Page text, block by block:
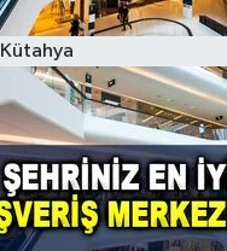
Kütahya